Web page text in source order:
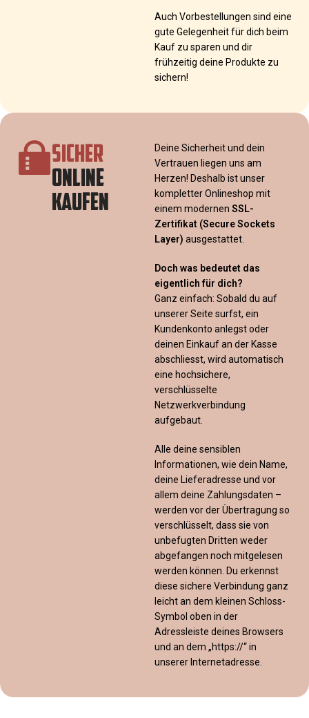
Auch Vorbestellungen sind eine
gute Gelegenheit für dich beim
Kauf zu sparen und dir
frühzeitig deine Produkte zu
sichern!
SICHER
ONLINE
KAUFEN
Deine Sicherheit und dein
Vertrauen liegen uns am
Herzen! Deshalb ist unser
kompletter Onlineshop mit
einem modernen SSL-
Zertifikat (Secure Sockets
Layer) ausgestattet.
Doch was bedeutet das
eigentlich für dich?
Ganz einfach: Sobald du auf
unserer Seite surfst, ein
Kundenkonto anlegst oder
deinen Einkauf an der Kasse
abschliesst, wird automatisch
eine hochsichere,
verschlüsselte
Netzwerkverbindung
aufgebaut.
Alle deine sensiblen
Informationen, wie dein Name,
deine Lieferadresse und vor
allem deine Zahlungsdaten –
werden vor der Übertragung so
verschlüsselt, dass sie von
unbefugten Dritten weder
abgefangen noch mitgelesen
werden können. Du erkennst
diese sichere Verbindung ganz
leicht an dem kleinen Schloss-
Symbol oben in der
Adressleiste deines Browsers
und an dem „https://“ in
unserer Internetadresse.